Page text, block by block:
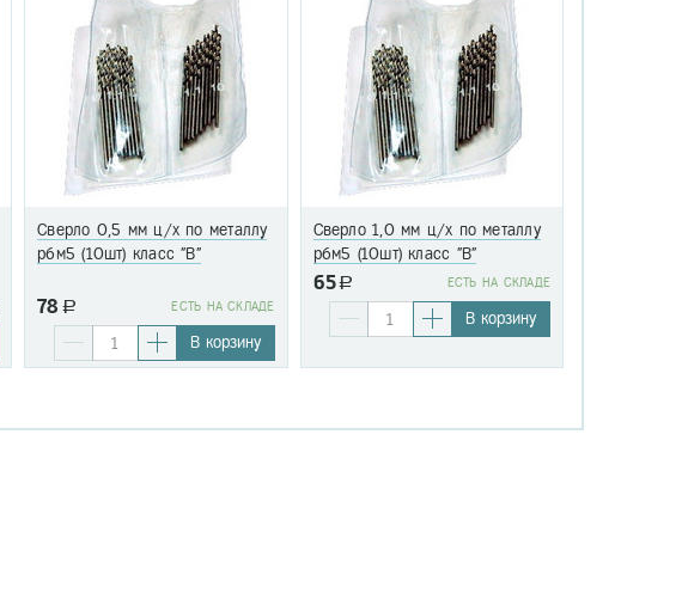
Сверло 0,5 мм ц/х по металлу
р6м5 (10шт) класс "В"
78 a EСТЬ НА СКЛАДЕ
В корзину
Сверло 1,0 мм ц/х по металлу
р6м5 (10шт) класс "В"
65a EСТЬ НА СКЛАДЕ
В корзину